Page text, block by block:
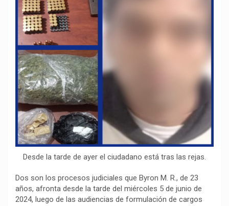
Desde la tarde de ayer el ciudadano está tras las rejas.
Dos son los procesos judiciales que Byron M. R., de 23
años, afronta desde la tarde del miércoles 5 de junio de
2024, luego de las audiencias de formulación de cargos